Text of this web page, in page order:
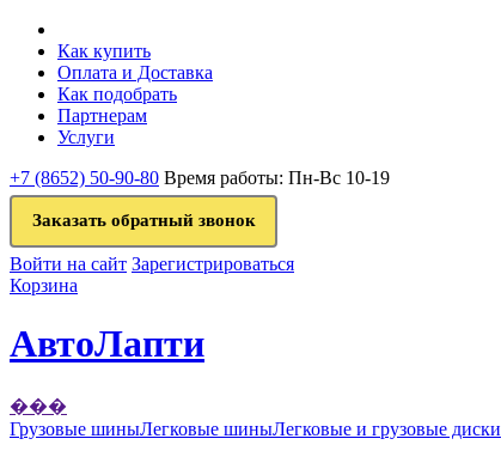
Как купить
Оплата и Доставка
Как подобрать
Партнерам
Услуги
+7 (8652) 50-90-80 Время работы: Пн-Вс 10-19
Заказать обратный звонок
Войти на сайт Зарегистрироваться
Корзина
АвтоЛапти
���
Грузовые шиныЛегковые шиныЛегковые и грузовые диски